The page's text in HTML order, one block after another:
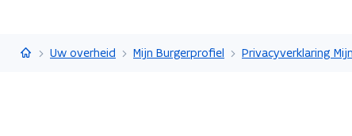
Vlaanderen.be
Uw overheid Mijn Burgerprofiel